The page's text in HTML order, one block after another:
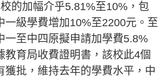
的加幅介乎5.81%至10%，包
一級學費增加10%至2200元。至
一至中四原擬申請加學費5.8%
教育局收費證明書，該校此4個
獲批，維持去年的學費水平，中